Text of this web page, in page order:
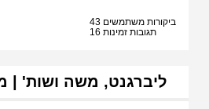
43 ביקורות משתמשים
16 תגובות זמינות
ליברגנט, משה ושות' |